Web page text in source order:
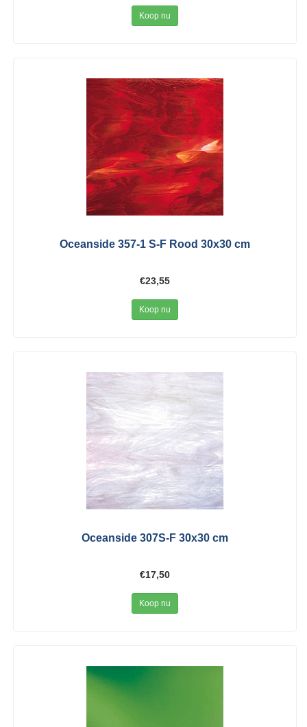
Koop nu
Oceanside 357-1 S-F Rood 30x30 cm
€23,55
Koop nu
Oceanside 307S-F 30x30 cm
€17,50
Koop nu